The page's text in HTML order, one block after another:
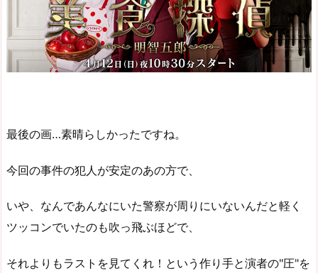
最後の画…素晴らしかったですね。
今回の事件の犯人が安定のあの方で、
いや、なんであんなにいた警察が周りにいないんだと軽く
ツッコンでいたのも吹っ飛ぶほどで、
それよりもラストを見てくれ！という作り手と演者の"圧"を